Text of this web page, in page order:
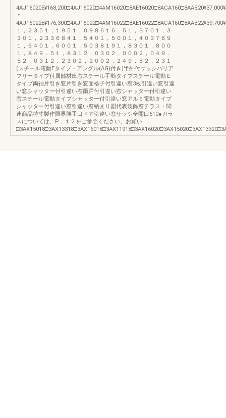
＊
１，２３５１，１９５１，０９８６１６．５１，３７０１，３
３０１，２３３６８４１，５４０１，５００１，４０３７６９
１，６４０１，６００１，５０３８１９１，８３０１，８００
１，８４９．５１，８３１２，０３０２，０００２，０４９．
５２，０３１２，２３０２，２００２，２４９．５２，２３１
(スチール電動Eタイプ・アングル(AG)付き)半外付サッシバリア
フリータイプ付属部材出窓スチール手動タイプスチール電動Ｅ
タイプ両袖片引き窓片引き窓面格子付引違い窓3枚引違い窓引違
い窓シャッター付引違い窓雨戸付引違い窓シャッター付引違い
窓スチール電動タイプシャッター付引違い窓アルミ電動タイプ
シャッター付引違い窓引違い窓納まり図代表装飾窓テラス・関
連商品特寸製作限界勝手口ドア引違い窓サッシ全開口610●ガラ
スについては、P．１２をご参照ください。お願い